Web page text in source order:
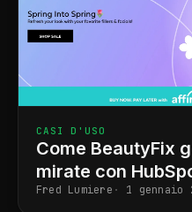
CASI D'USO
Come BeautyFix
mirate con
Fred Lumiere 1 gennaio